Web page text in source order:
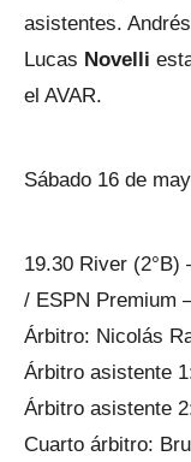
asistentes. Andrés
Lucas Novelli
el AVAR.
Sábado 16 de
19.30 River (2°B)
/ ESPN Premium
Árbitro: Nicolás
Árbitro asistente
Árbitro asistente
Cuarto árbitro: